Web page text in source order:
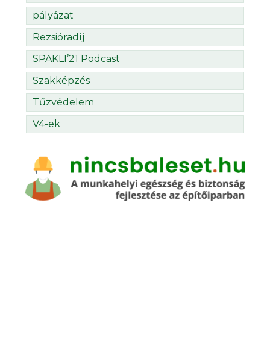
pályázat
Rezsióradíj
SPAKLI’21 Podcast
Szakképzés
Tűzvédelem
V4-ek